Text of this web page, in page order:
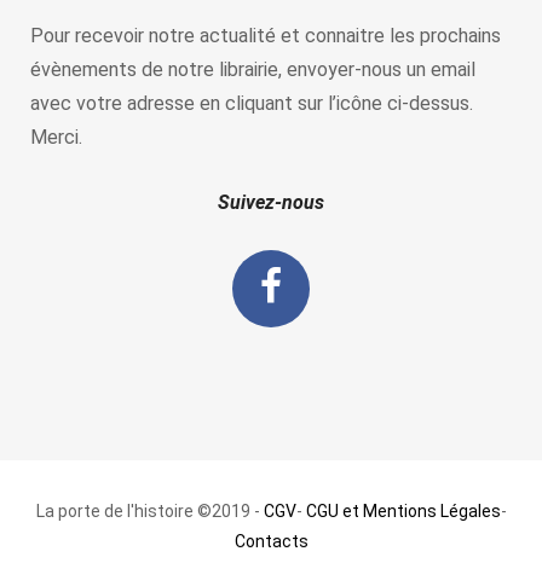
Pour recevoir notre actualité et connaitre les prochains
évènements de notre librairie, envoyer-nous un email
avec votre adresse en cliquant sur l’icône ci-dessus.
Merci.
Suivez-nous
La porte de l'histoire ©2019 - CGV- CGU et Mentions Légales-
Contacts